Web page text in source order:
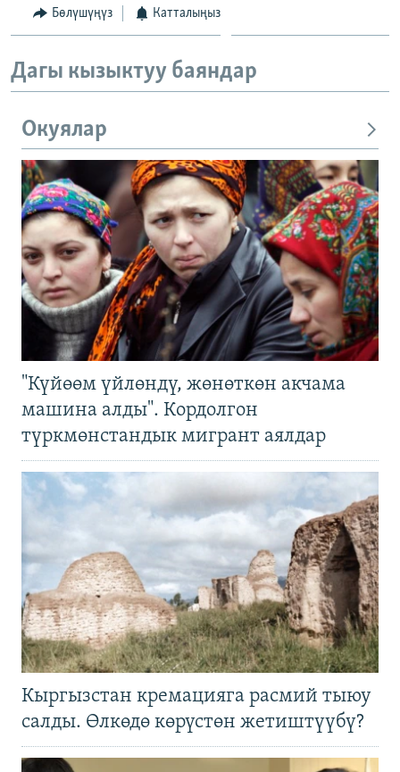
Бөлүшүңүз Катталыңыз
Дагы кызыктуу баяндар
Окуялар
"Күйөөм үйлөндү, жөнөткөн акчама
машина алды". Кордолгон
түркмөнстандык мигрант аялдар
Кыргызстан кремацияга расмий тыюу
салды. Өлкөдө көрүстөн жетиштүүбү?